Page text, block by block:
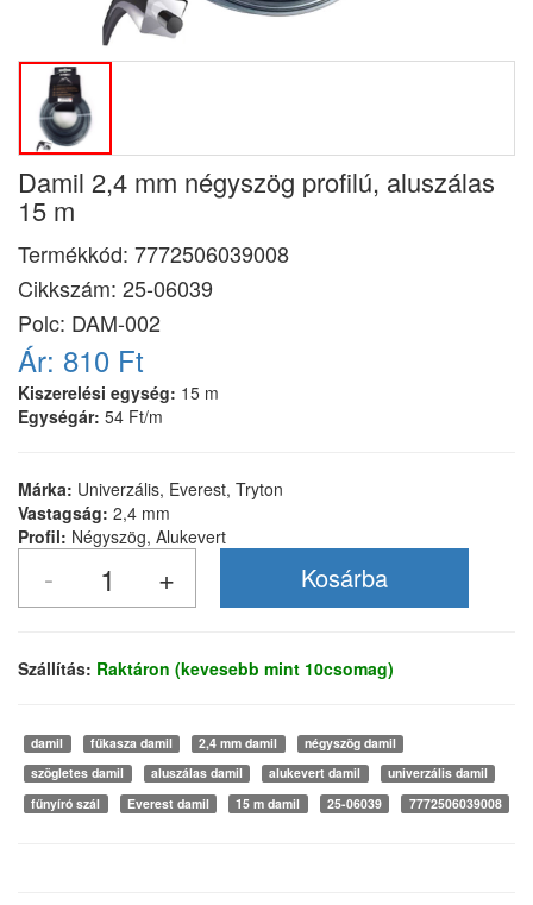
Damil 2,4 mm négyszög profilú, aluszálas
15 m
Termékkód: 7772506039008
Cikkszám: 25-06039
Polc: DAM-002
Ár: 810 Ft
Kiszerelési egység: 15 m
Egységár: 54 Ft/m
Márka: Univerzális, Everest, Tryton
Vastagság: 2,4 mm
Profil: Négyszög, Alukevert
Szállítás: Raktáron (kevesebb mint 10csomag)
damil fűkasza damil 2,4 mm damil
négyszög damil
szögletes damil
aluszálas damil alukevert damil
univerzális damil
fűnyíró szál
Everest damil 15 m damil 25-06039 7772506039008